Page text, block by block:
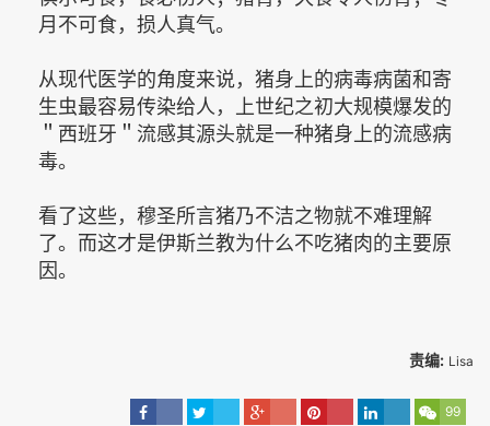
月不可食，损人真气。
从现代医学的角度来说，猪身上的病毒病菌和寄
生虫最容易传染给人，上世纪之初大规模爆发的
＂西班牙＂流感其源头就是一种猪身上的流感病
毒。
看了这些，穆圣所言猪乃不洁之物就不难理解
了。而这才是伊斯兰教为什么不吃猪肉的主要原
因。
责编: Lisa
99